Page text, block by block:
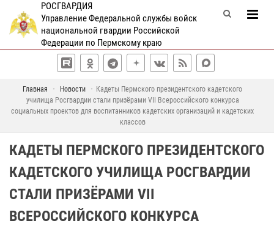
РОСГВАРДИЯ
Управление Федеральной службы войск
национальной гвардии Российской
Федерации по Пермскому краю
Главная Новости
Кадеты Пермского президентского кадетского
училища Росгвардии стали призёрами VII Всероссийского конкурса
социальных проектов для воспитанников кадетских организаций и кадетских
классов
КАДЕТЫ ПЕРМСКОГО ПРЕЗИДЕНТСКОГО
КАДЕТСКОГО УЧИЛИЩА РОСГВАРДИИ
СТАЛИ ПРИЗЁРАМИ VII
ВСЕРОССИЙСКОГО КОНКУРСА